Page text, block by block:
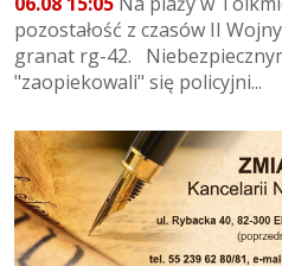
pozostałość z czasów II
granat rg-42.
"zaopiekowali" się policyjni...